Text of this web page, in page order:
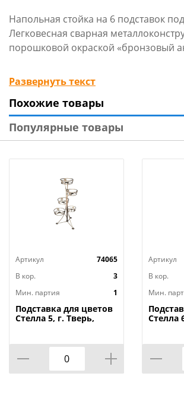
Напольная стойка на 6 подставок
Легковесная сварная
порошковой окраской «бронзовый
Технические характеристики
Тип: Подставка для цветов
Высота: 130 см
Диаметр основания горшка: 21 см
Материал: Металл
Развернуть текст
Похожие товары
Популярные товары
Артикул
74065
В кор.
3
Мин. партия
1
Подставка для цветов
Стелла 5, г. Тверь,
Артикул
В кор.
Мин.
Стелла